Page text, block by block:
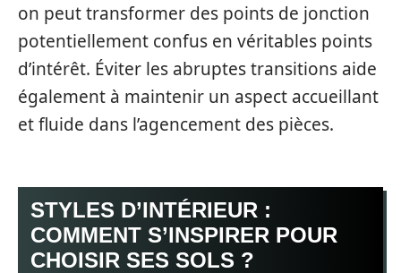
on peut transformer des points de jonction
potentiellement confus en véritables points
d’intérêt. Éviter les abruptes transitions aide
également à maintenir un aspect accueillant
et fluide dans l’agencement des pièces.
STYLES D’INTÉRIEUR :
COMMENT S’INSPIRER POUR
CHOISIR SES SOLS ?